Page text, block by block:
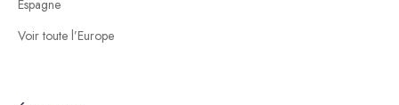
Espagne
Voir toute l’Europe